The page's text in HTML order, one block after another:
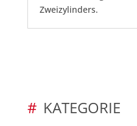
Zweizylinders.
KATEGORIE